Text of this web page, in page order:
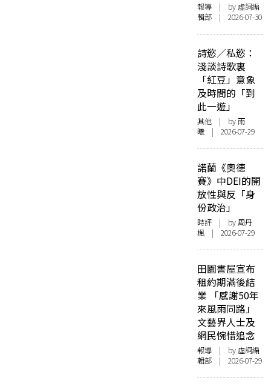
報導 | by 虛詞編
輯部 | 2026-07-30
詩慾／私慾：
淺談詩歌裏
「紅豆」意象
及時間的「到
此一遊」
其他 | by 雨
曦 | 2026-07-29
諾蘭《奧德
賽》中DEI的開
放性與反「身
份政治」
時評 | by周丹
楓 | 2026-07-29
田園書屋宣布
租約期滿後結
業 「感謝50年
來風雨同路」
文藝界人士及
網民惋惜追念
報導 | by 虛詞編
輯部 | 2026-07-29